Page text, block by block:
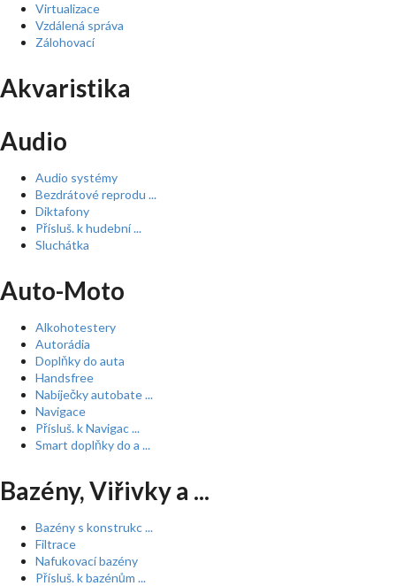
Virtualizace
Vzdálená správa
Zálohovací
Akvaristika
Audio
Audio systémy
Bezdrátové reprodu ...
Diktafony
Přísluš. k hudební ...
Sluchátka
Auto-Moto
Alkohotestery
Autorádia
Doplňky do auta
Handsfree
Nabíječky autobate ...
Navigace
Přísluš. k Navigac ...
Smart doplňky do a ...
Bazény, Viřivky a ...
Bazény s konstrukc ...
Filtrace
Nafukovací bazény
Přísluš. k bazénům ...